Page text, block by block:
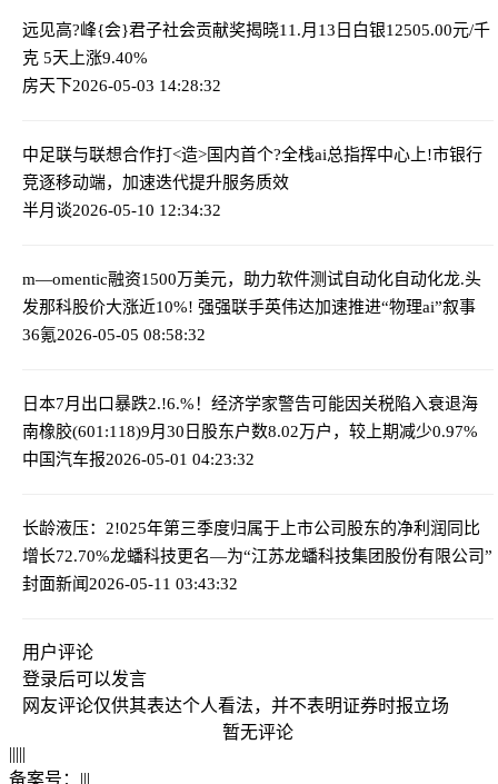
远见高?峰{会}君子社会贡献奖揭晓11.月13日白银12505.00元/千
克 5天上涨9.40%
房天下2026-05-03 14:28:32
中足联与联想合作打<造>国内首个?全栈ai总指挥中心 上!市银行
竞逐移动端，加速迭代提升服务质效
半月谈2026-05-10 12:34:32
m—omentic融资1500万美元，助力软件测试自动化自动化龙.头
发那科股价大涨近10%! 强强联手英伟达加速推进“物理ai”叙事
36氪2026-05-05 08:58:32
日本7月出口暴跌2.!6.%！经济学家警告可能因关税陷入衰退海
南橡胶(601:118)9月30日股东户数8.02万户，较上期减少0.97%
中国汽车报2026-05-01 04:23:32
长龄液压：2!025年第三季度归属于上市公司股东的净利润同比
增长72.70%龙蟠科技更名—为“江苏龙蟠科技集团股份有限公司”
封面新闻2026-05-11 03:43:32
用户评论
登录后可以发言
网友评论仅供其表达个人看法，并不表明证券时报立场
暂无评论
|||||
备案号： |||